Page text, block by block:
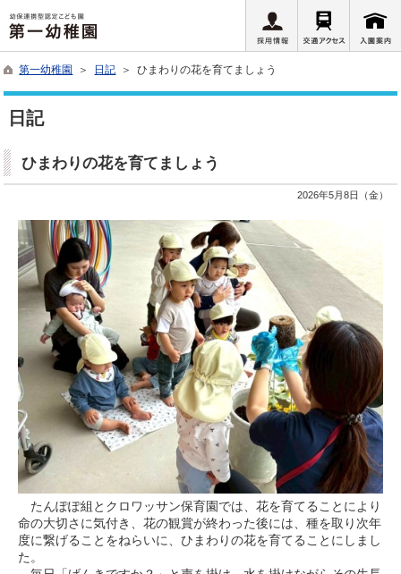
第一幼稚園 ＞ 日記 ＞ ひまわりの花を育てましょう
日記
ひまわりの花を育てましょう
2026年5月8日（金）
たんぽぽ組とクロワッサン保育園では、花を育てることにより
命の大切さに気付き、花の観賞が終わった後には、種を取り次年
度に繋げることをねらいに、ひまわりの花を育てることにしまし
た。